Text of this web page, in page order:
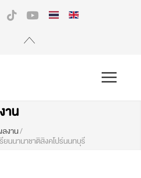
าน
งาน/
นนานาชาติสิงคโปร์นนทบุรี